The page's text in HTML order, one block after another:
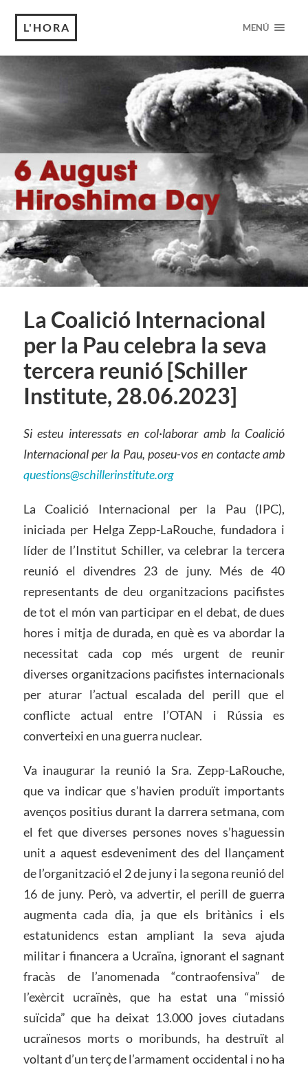
L'HORA MENÚ
La Coalició Internacional
per la Pau celebra la seva
tercera reunió [Schiller
Institute, 28.06.2023]
Si esteu interessats en col·laborar amb la Coalició
Internacional per la Pau, poseu-vos en contacte amb
questions@schillerinstitute.org
La Coalició Internacional per la Pau (IPC),
iniciada per Helga Zepp-LaRouche, fundadora i
líder de l’Institut Schiller, va celebrar la tercera
reunió el divendres 23 de juny. Més de 40
representants de deu organitzacions pacifistes
de tot el món van participar en el debat, de dues
hores i mitja de durada, en què es va abordar la
necessitat cada cop més urgent de reunir
diverses organitzacions pacifistes internacionals
per aturar l’actual escalada del perill que el
conflicte actual entre l’OTAN i Rússia es
converteixi en una guerra nuclear.
Va inaugurar la reunió la Sra. Zepp-LaRouche,
que va indicar que s’havien produït importants
avenços positius durant la darrera setmana, com
el fet que diverses persones noves s’haguessin
unit a aquest esdeveniment des del llançament
de l’organització el 2 de juny i la segona reunió del
16 de juny. Però, va advertir, el perill de guerra
augmenta cada dia, ja que els britànics i els
estatunidencs estan ampliant la seva ajuda
militar i financera a Ucraïna, ignorant el sagnant
fracàs de l’anomenada “contraofensiva” de
l’exèrcit ucraïnès, que ha estat una “missió
suïcida” que ha deixat 13.000 joves ciutadans
ucraïnesos morts o moribunds, ha destruït al
voltant d’un terç de l’armament occidental i no ha